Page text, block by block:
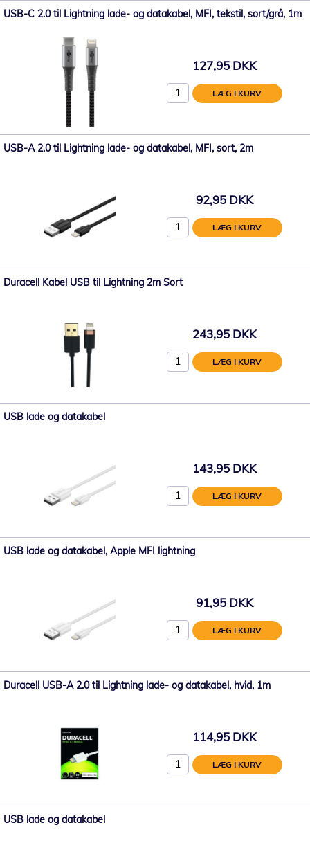
USB-C 2.0 til Lightning lade- og datakabel, MFI, tekstil, sort/grå, 1m
127,95 DKK
LÆG I KURV
USB-A 2.0 til Lightning lade- og datakabel, MFI, sort, 2m
92,95 DKK
LÆG I KURV
Duracell Kabel USB til Lightning 2m Sort
243,95 DKK
LÆG I KURV
USB lade og datakabel
143,95 DKK
LÆG I KURV
USB lade og datakabel, Apple MFI lightning
91,95 DKK
LÆG I KURV
Duracell USB-A 2.0 til Lightning lade- og datakabel, hvid, 1m
114,95 DKK
LÆG I KURV
USB lade og datakabel